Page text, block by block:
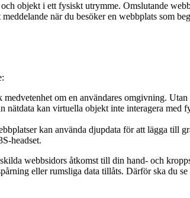
objekt i ett fysiskt utrymme. Omslutande
när du besöker en webbplats som
om en användares omgivning.
kan virtuella objekt inte interagera med
kan använda djupdata för att lägga till
headset.
webbsidors åtkomst till din hand- och
eller rumsliga data tillåts. Därför ska du